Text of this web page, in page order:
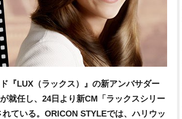
『LUX（ラックス）』の新アンバサダー
就任し、24日より新CM「ラックスシリー
ている。ORICON STYLEでは、ハリウッ